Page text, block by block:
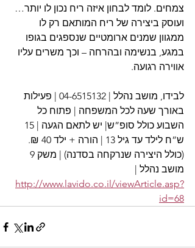
צמחים. לומד לבחון איזה ריח נכון לו יותר…
ועוסק ביצירה של ריח המותאם רק לו
ממגוון שמנים ארומטיים שנספגים בגופו
במגע, בנשימה ובהרחה – וכך משרים עליו
אווירה רגועה.
לבידו, מושב נהלל | 04-6515132 | פעילות
באורך שעה לכל המשפחה | פתוח כל
ש”ח לילד עד גיל 13 | הורה + ילד 40 ₪.
מושב נהלל |
http://www.lavido.co.il/viewArticle.asp?
id=68